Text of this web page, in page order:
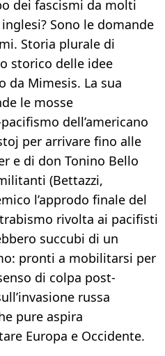
dei fascismi da molti
Sono le domande
Storia plurale di
storico delle idee
da Mimesis. La sua
le mosse
dell’americano
per arrivare fino alle
e di don Tonino Bello
(Bettazzi,
l’approdo finale del
rivolta ai pacifisti
succubi di un
pronti a mobilitarsi per
di colpa post-
russa
pure aspira
Europa e Occidente.